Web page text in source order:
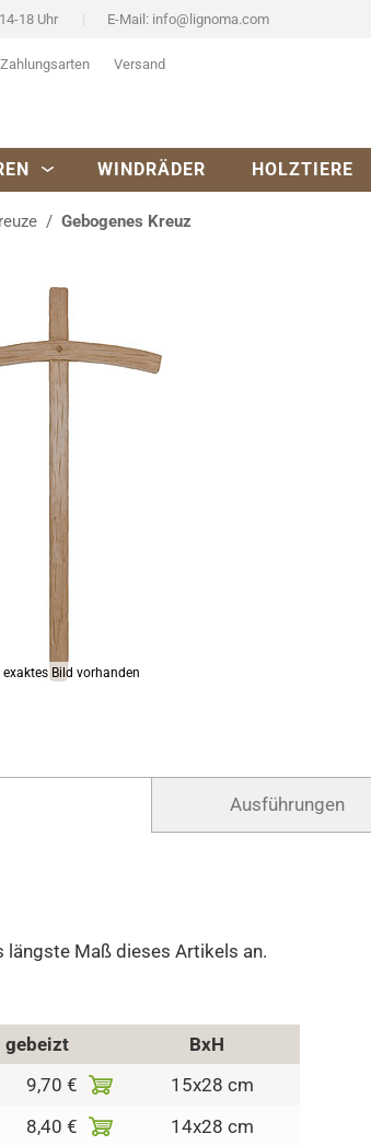
18 Uhr E-Mail: info@lignoma.com
Zahlungsarten Versand
WINDRÄDER HOLZTIERE
Gebogenes Kreuz
Ausführungen
längste Maß dieses Artikels an.
gebeizt
BxH
9,70 €
15x28 cm
8,40 €
14x28 cm